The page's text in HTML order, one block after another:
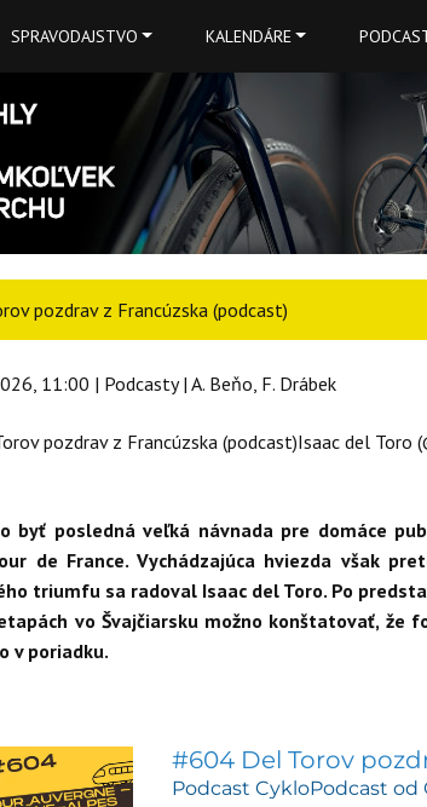
SPRAVODAJSTVO KALENDÁRE
pozdrav z Francúzska (podcast)
11:00 | Podcasty | A. Beňo, F. Drábek
Isaac del Toro
byť posledná veľká návnada pre domáce
de France. Vychádzajúca hviezda však
triumfu sa radoval Isaac del Toro. Po
vo Švajčiarsku možno konštatovať, že
v poriadku.